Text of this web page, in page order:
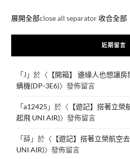
展開全部close all separator 收合全部
近期留言
「J 」於〈 【開箱】 邊緣人也想讓
螨機(DP-3E6)〉發佈留言
「a12425 」於〈 【遊記】搭著立
起飛 UNI AIR)〉發佈留言
「薛」於〈 【遊記】搭著立榮航空
UNI AIR)〉發佈留言